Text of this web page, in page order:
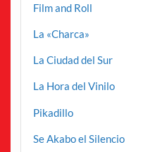
Film and Roll
La «Charca»
La Ciudad del Sur
La Hora del Vinilo
Pikadillo
Se Akabo el Silencio